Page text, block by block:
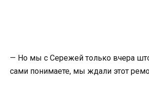
— Но мы с Сережей только вчера
сами понимаете, мы ждали этот